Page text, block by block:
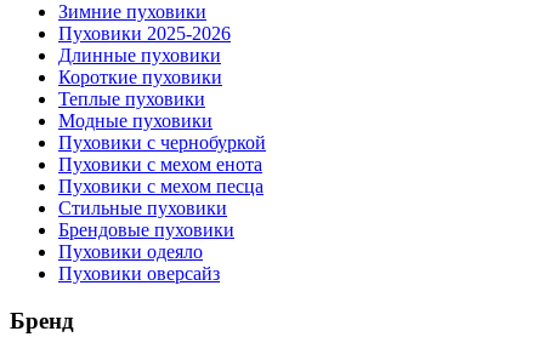
Зимние пуховики
Пуховики 2025-2026
Длинные пуховики
Короткие пуховики
Теплые пуховики
Модные пуховики
Пуховики с чернобуркой
Пуховики с мехом енота
Пуховики с мехом песца
Стильные пуховики
Брендовые пуховики
Пуховики одеяло
Пуховики оверсайз
Бренд